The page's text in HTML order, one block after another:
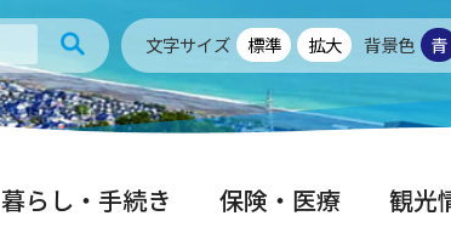
文字サイズ 標準 拡大 背景色 青
暮らし・手続き 保険・医療 観光